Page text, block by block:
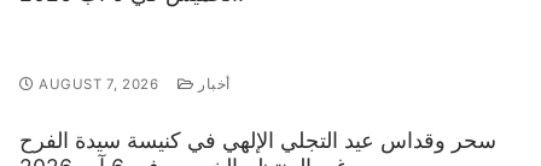
AUGUST 7, 2026 أخبار
سحر وقداس عيد التجلي الإلهي في كنيسة سيدة الفرح